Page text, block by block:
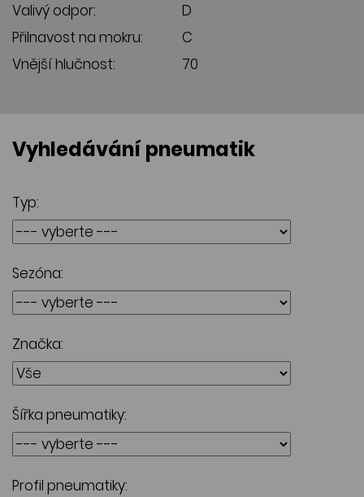
Valivý odpor:
D
Přilnavost na mokru:
C
Vnější hlučnost:
70
Vyhledávání pneumatik
Typ:
Sezóna:
Značka:
Šířka pneumatiky:
Profil pneumatiky: